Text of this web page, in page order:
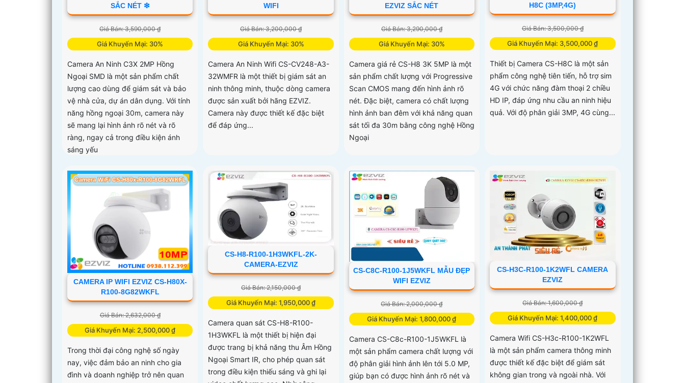
SẮC NÉT ❇
Giá Bán: 3,590,000 ₫
Giá Khuyến Mại: 30%
Camera An Ninh C3X 2MP Hồng
Ngoại SMD là một sản phẩm chất
lượng cao dùng để giám sát và bảo
vệ nhà cửa, dự án dân dụng. Với tính
năng hồng ngoại 30m, camera này
sẽ mang lại hình ảnh rõ nét và rõ
ràng, ngay cả trong điều kiện ánh
sáng yếu
WIFI
Giá Bán: 3,200,000 ₫
Giá Khuyến Mại: 30%
Camera An Ninh Wifi CS-CV248-A3-
32WMFR là một thiết bị giám sát an
ninh thông minh, thuộc dòng camera
được sản xuất bởi hãng EZVIZ.
Camera này được thiết kế đặc biệt
để đáp ứng...
EZVIZ SẮC NÉT
Giá Bán: 3,290,000 ₫
Giá Khuyến Mại: 30%
Camera giá rẻ CS-H8 3K 5MP là một
sản phẩm chất lượng với Progressive
Scan CMOS mang đến hình ảnh rõ
nét. Đặc biệt, camera có chất lượng
hình ảnh ban đêm với khả năng quan
sát tối đa 30m bằng công nghệ Hồng
Ngoại
H8C (3MP,4G)
Giá Bán: 3,500,000 ₫
Giá Khuyến Mại: 3,500,000 ₫
Thiết bị Camera CS-H8C là một sản
phẩm công nghệ tiên tiến, hỗ trợ sim
4G với chức năng đàm thoại 2 chiều
HD IP, đáp ứng nhu cầu an ninh hiệu
quả. Với độ phân giải 3MP, 4G cùng...
CAMERA IP WIFI EZVIZ CS-H80X-
R100-8G82WKFL
Giá Bán: 2,632,000 ₫
Giá Khuyến Mại: 2,500,000 ₫
Trong thời đại công nghệ số ngày
nay, việc đảm bảo an ninh cho gia
đình và doanh nghiệp trở nên quan
CS-H8-R100-1H3WKFL-2K-
CAMERA-EZVIZ
Giá Bán: 2,150,000 ₫
Giá Khuyến Mại: 1,950,000 ₫
Camera quan sát CS-H8-R100-
1H3WKFL là một thiết bị hiện đại
được trang bị khả năng thu Âm Hồng
Ngoại Smart IR, cho phép quan sát
trong điều kiện thiếu sáng và ghi lại
CS-C8C-R100-1J5WKFL MẪU ĐẸP
WIFI EZVIZ
Giá Bán: 2,000,000 ₫
Giá Khuyến Mại: 1,800,000 ₫
Camera CS-C8c-R100-1J5WKFL là
một sản phẩm camera chất lượng với
độ phân giải hình ảnh lên tới 5.0 MP,
giúp bạn có được hình ảnh rõ nét và
CS-H3C-R100-1K2WFL CAMERA
EZVIZ
Giá Bán: 1,600,000 ₫
Giá Khuyến Mại: 1,400,000 ₫
Camera Wifi CS-H3c-R100-1K2WFL
là một sản phẩm camera thông minh
được thiết kế đặc biệt để giám sát
không gian trong và ngoài nhà. Với